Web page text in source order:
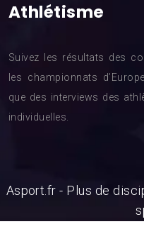
Athlétisme
Suivez les résultats des
les championnats
que des interviews des
individuelles.
Asport.fr - Plus de